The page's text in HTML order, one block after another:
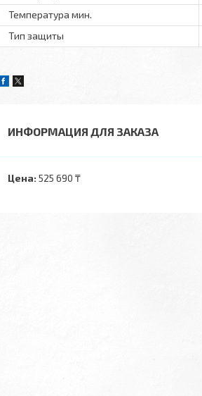
Температура мин.
Тип защиты
ИНФОРМАЦИЯ ДЛЯ ЗАКАЗА
Цена: 525 690 ₸